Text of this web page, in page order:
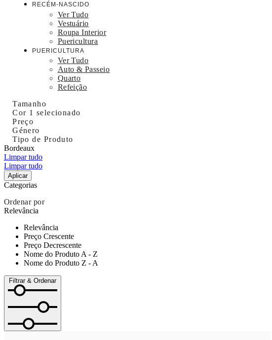
RECÉM-NASCIDO
Ver Tudo
Vestuário
Roupa Interior
Puericultura
PUERICULTURA
Ver Tudo
Auto & Passeio
Quarto
Refeição
Tamanho
Cor 1 selecionado
Preço
Género
Tipo de Produto
Bordeaux
Limpar tudo
Limpar tudo
Aplicar
Categorias
Ordenar por
Relevância
Relevância
Preço Crescente
Preço Decrescente
Nome do Produto A - Z
Nome do Produto Z - A
Filtrar & Ordenar